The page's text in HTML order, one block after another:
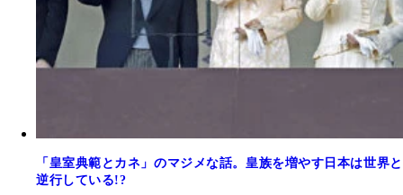
「皇室典範とカネ」のマジメな話。皇族を増やす日本は世界と
逆行している!?